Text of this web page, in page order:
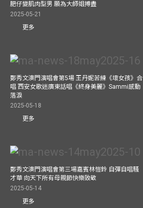
肥仔變肌肉型男 願為大師姐搏盡
2025-05-21
更多
鄭秀文澳門演唱會第5場 王丹妮苦練《壞女孩》合
唱 西安女歌迷廣東話唱《終身美麗》Sammi感動
落淚
2025-05-18
更多
鄭秀文澳門演唱會第三場嘉賓林愷鈴 自彈自唱騷
才華 向天下所有母親節快樂致敬
2025-05-14
更多